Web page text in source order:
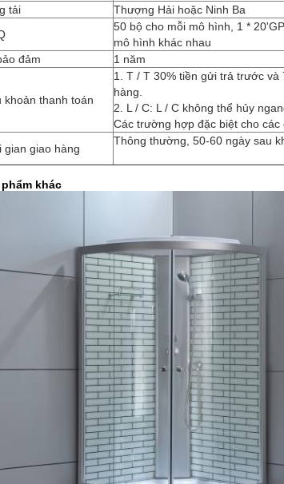
tải
Thượng Hải hoặc Ninh Ba
50 bộ cho mỗi mô hình, 1 *
mô hình khác nhau
đảm
1 năm
khoản thanh toán
1. T / T 30% tiền gửi trả trước
hàng.
2. L / C: L / C không thể hủy
Các trường hợp đặc biệt cho
gian giao hàng
Thông thường, 50-60 ngày sau
phẩm khác